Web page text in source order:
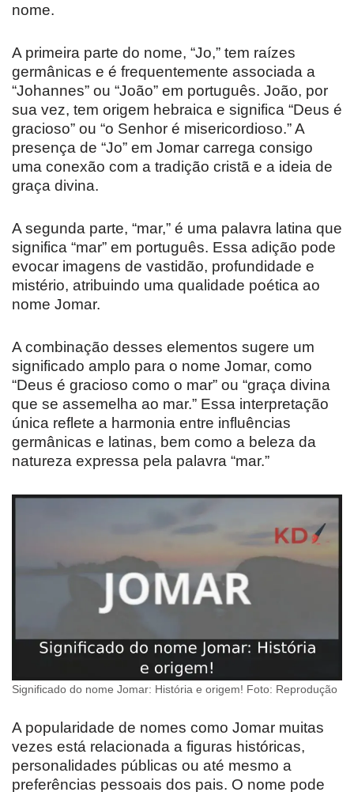
nome.
A primeira parte do nome, “Jo,” tem raízes
germânicas e é frequentemente associada a
“Johannes” ou “João” em português. João, por
sua vez, tem origem hebraica e significa “Deus é
gracioso” ou “o Senhor é misericordioso.” A
presença de “Jo” em Jomar carrega consigo
uma conexão com a tradição cristã e a ideia de
graça divina.
A segunda parte, “mar,” é uma palavra latina que
significa “mar” em português. Essa adição pode
evocar imagens de vastidão, profundidade e
mistério, atribuindo uma qualidade poética ao
nome Jomar.
A combinação desses elementos sugere um
significado amplo para o nome Jomar, como
“Deus é gracioso como o mar” ou “graça divina
que se assemelha ao mar.” Essa interpretação
única reflete a harmonia entre influências
germânicas e latinas, bem como a beleza da
natureza expressa pela palavra “mar.”
Significado do nome Jomar: História e origem! Foto: Reprodução
A popularidade de nomes como Jomar muitas
vezes está relacionada a figuras históricas,
personalidades públicas ou até mesmo a
preferências pessoais dos pais. O nome pode